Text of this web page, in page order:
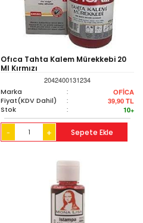
Ofıca Tahta Kalem Mürekkebi 20
Ml Kırmızı
2042400131234
Marka
: OFİCA
Fiyat(KDV Dahil) : 39,90 TL
Stok : 10+
- + Sepete Ekle